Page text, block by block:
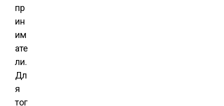
пр
ин
им
ате
ли.
Дл
я
тог